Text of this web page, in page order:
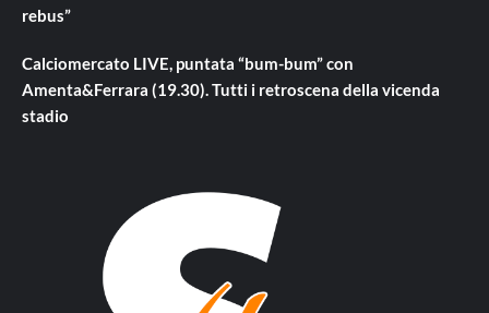
rebus”
Calciomercato LIVE, puntata “bum-bum” con
Amenta&Ferrara (19.30). Tutti i retroscena della vicenda
stadio